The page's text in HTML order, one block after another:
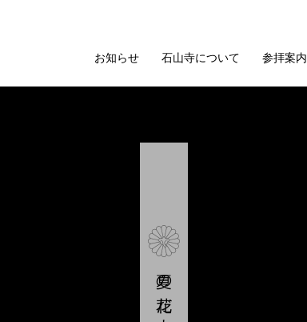
お知らせ 石山寺について 参拝案内